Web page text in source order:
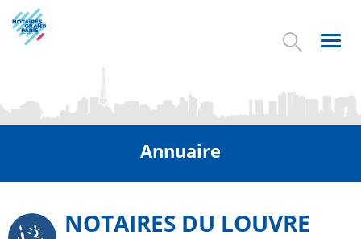
Aller
au
contenu
Annuaire
Picto NOTAIRES DU LOUVRE